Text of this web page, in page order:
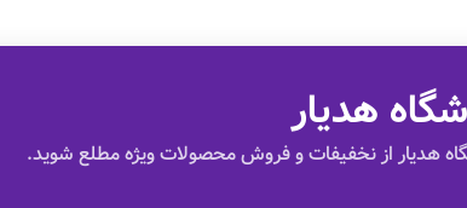
هدیار
هدیار از نخفیفات و فروش محصولات ویژه مطلع شوید.